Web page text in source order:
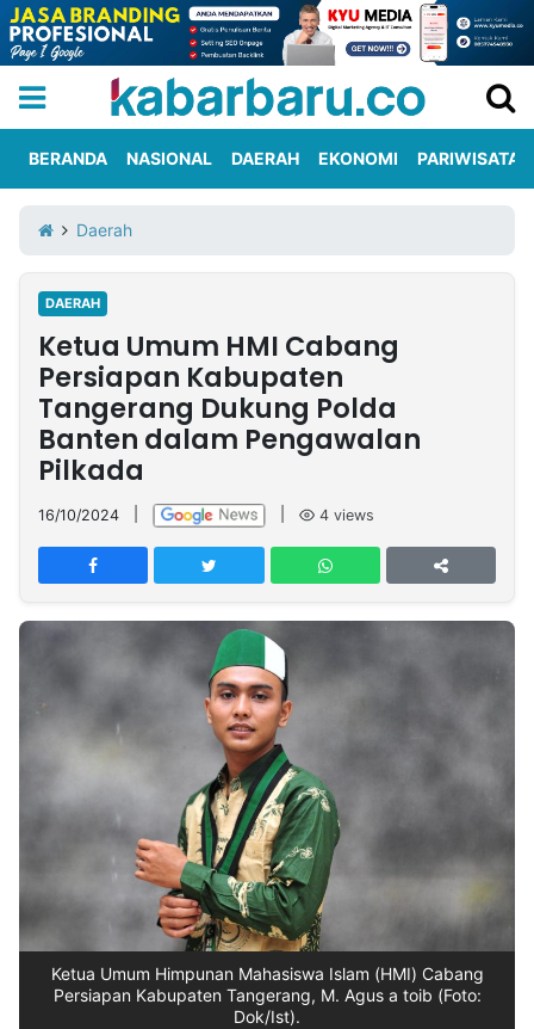
Iklan
Berita
Kami
Nasional
International
Olahraga
Entertainment
Daerah
Pariwisata
Kuliner
Kolom
Network
TREETAN
INDONESIA
Insight
NTB
Suara
Time
Lens
Daily
Jogja
Jalan
Rakyat
Idealita
News
Kita
Notice
Radar
Baru
Seedbacklink
Kabarbaru
BERANDA NASIONAL DAERAH EKONOMI PARIWISATA
Daerah
DAERAH
Ketua Umum HMI Cabang
Persiapan Kabupaten
Tangerang Dukung Polda
Banten dalam Pengawalan
Pilkada
16/10/2024 4 views
Ketua Umum Himpunan Mahasiswa Islam (HMI) Cabang
Persiapan Kabupaten Tangerang, M. Agus a toib (Foto:
Dok/Ist).